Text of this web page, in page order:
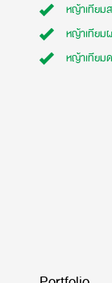
หญ้าเทียม
หญ้าเทียม
หญ้าเทียม